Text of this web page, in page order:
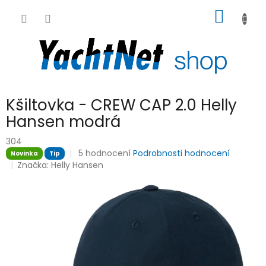
KOŠÍK
Kšiltovka - CREW CAP 2.0 Helly
Hansen modrá
304
Novinka Tip
Průměrné
hodnocení
hvězdiček.
5 hodnocení Podrobnosti hodnocení
Značka:Helly Hansen